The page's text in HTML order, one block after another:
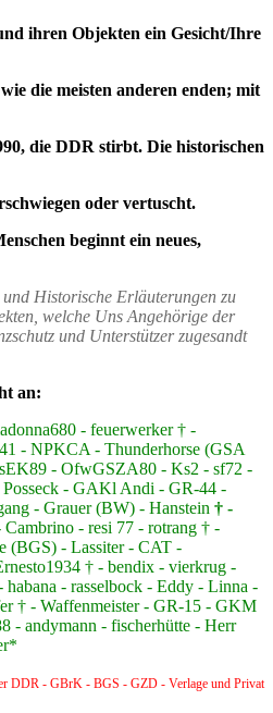
ihren Objekten ein Gesicht/Ihre
die meisten anderen enden; mit
die DDR stirbt. Die historischen
oder vertuscht.
beginnt ein neues,
Historische Erläuterungen zu
welche Uns Angehörige der
und Unterstützer zugesandt
an:
- feuerwerker † -
- NPKCA - Thunderhorse (GSA
- OfwGSZA80 - Ks2 - sf72 -
- GAKl Andi - GR-44 -
- Grauer (BW) - Hanstein † -
- resi 77 - rotrang † -
(BGS) - Lassiter - CAT -
† - bendix - vierkrug -
habana - rasselbock - Eddy - Linna -
† - Waffenmeister - GR-15 - GKM
- andymann - fischerhütte - Herr
DDR - GBrK - BGS - GZD - Verlage und Privat